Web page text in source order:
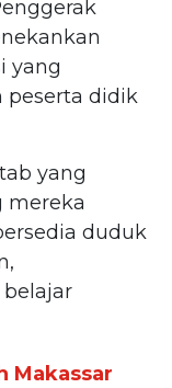
yang
peserta didik
yang
mereka
duduk
Makassar